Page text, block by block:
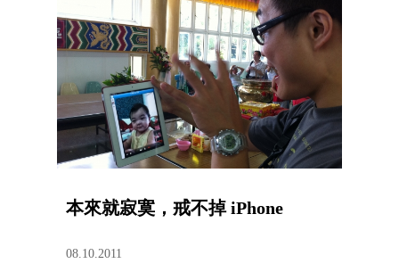
本來就寂寞，戒不掉 iPhone
08.10.2011